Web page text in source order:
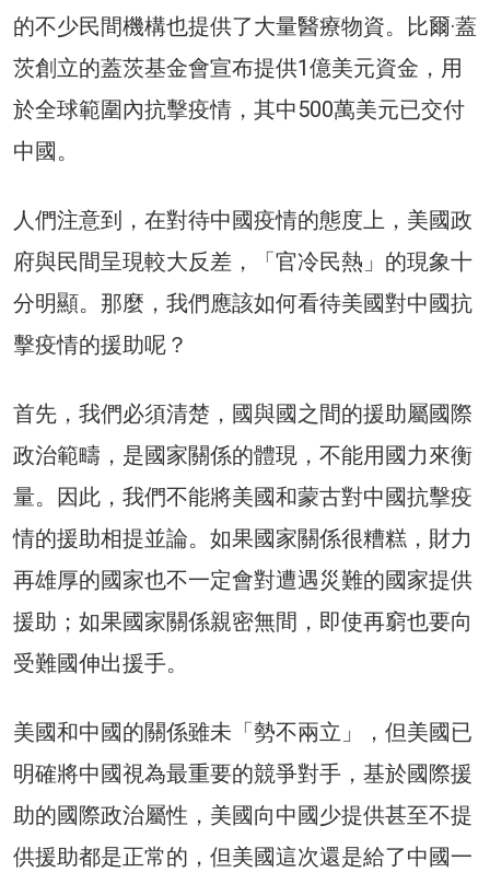
的不少民間機構也提供了大量醫療物資。比爾·蓋
茨創立的蓋茨基金會宣布提供1億美元資金，用
於全球範圍內抗擊疫情，其中500萬美元已交付
中國。
人們注意到，在對待中國疫情的態度上，美國政
府與民間呈現較大反差，「官冷民熱」的現象十
分明顯。那麼，我們應該如何看待美國對中國抗
擊疫情的援助呢？
首先，我們必須清楚，國與國之間的援助屬國際
政治範疇，是國家關係的體現，不能用國力來衡
量。因此，我們不能將美國和蒙古對中國抗擊疫
情的援助相提並論。如果國家關係很糟糕，財力
再雄厚的國家也不一定會對遭遇災難的國家提供
援助；如果國家關係親密無間，即使再窮也要向
受難國伸出援手。
美國和中國的關係雖未「勢不兩立」，但美國已
明確將中國視為最重要的競爭對手，基於國際援
助的國際政治屬性，美國向中國少提供甚至不提
供援助都是正常的，但美國這次還是給了中國一